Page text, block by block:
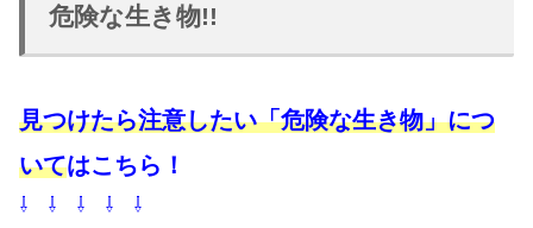
危険な生き物!!
見つけたら注意したい「危険な生き物」につ
いてはこちら！
⇩ ⇩ ⇩ ⇩ ⇩